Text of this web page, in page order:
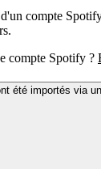
compte
compte Spotify ?
été importés via